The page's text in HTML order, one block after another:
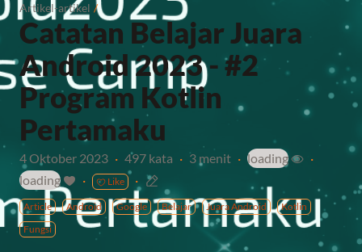
Artikel-artikel /
Catatan Belajar Juara
Android 2023 - #2
Program Kotlin
Pertamaku
4 Oktober 2023 · 497 kata · 3 menit · loading
·
loading
· Like ·
Article Android Google Belajar Juara Android
Kotlin
Fungsi